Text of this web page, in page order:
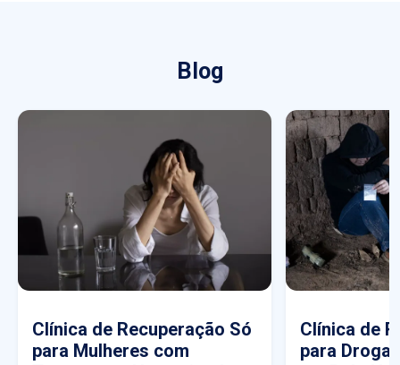
Blog
Clínica de Recuperação Só
para Mulheres com
Clínica de
para